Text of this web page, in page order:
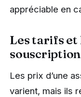
appréciable en
Les tarifs et
souscription
Les prix d’une
varient, mais ils